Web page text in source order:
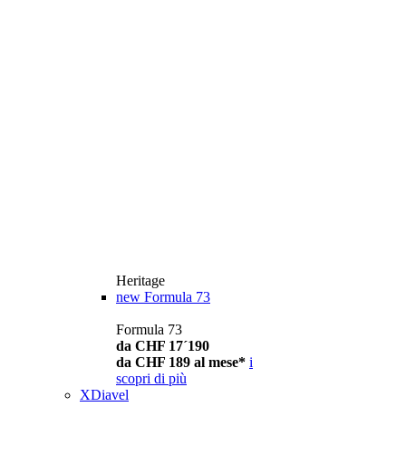
Heritage
new Formula 73
Formula 73
da CHF 17´190
da CHF 189 al mese* i
scopri di più
XDiavel